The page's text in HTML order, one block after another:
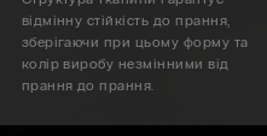
відмінну стійкість до прання,
зберігаючи при цьому форму та
колір виробу незмінними від
прання до прання.